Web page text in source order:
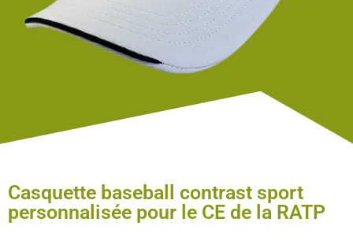
Casquette baseball contrast sport
personnalisée pour le CE de la RATP